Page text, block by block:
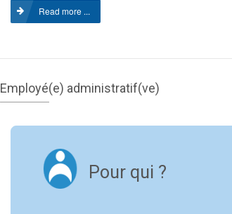
Contactez notre
Read more ...
Employé(e) administratif(ve)
Pour qui ?